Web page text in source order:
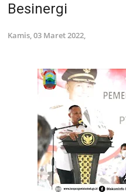
Besinergi
Kamis, 03 Maret 2022,